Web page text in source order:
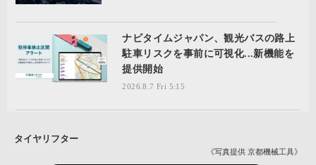
ナビタイムジャパン、観光バスの路上
駐車リスクを事前に可視化...新機能を
提供開始
2026.8.7 Fri 5:15
《写真提供 京都機械工具》
タイヤリフター